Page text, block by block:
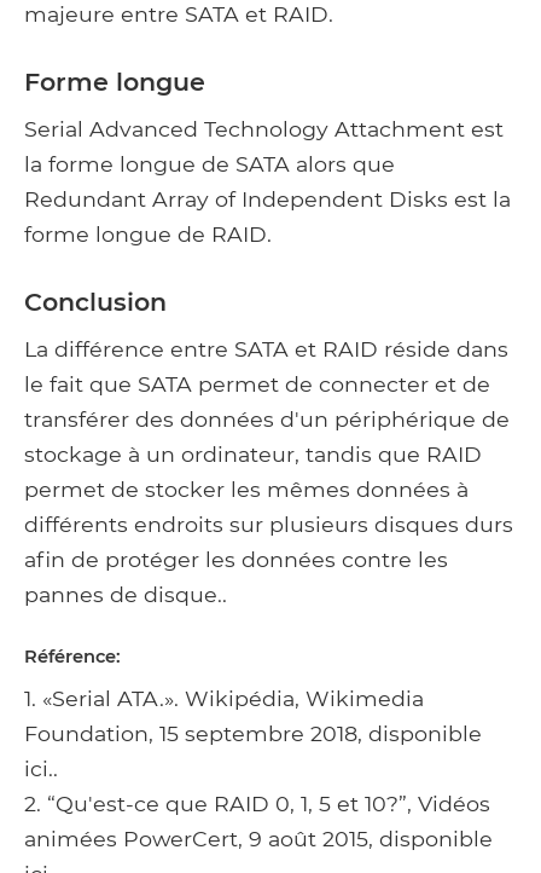
majeure entre SATA et RAID.
Forme longue
Serial Advanced Technology Attachment est
la forme longue de SATA alors que
Redundant Array of Independent Disks est la
forme longue de RAID.
Conclusion
La différence entre SATA et RAID réside dans
le fait que SATA permet de connecter et de
transférer des données d'un périphérique de
stockage à un ordinateur, tandis que RAID
permet de stocker les mêmes données à
différents endroits sur plusieurs disques durs
afin de protéger les données contre les
pannes de disque..
Référence:
1. «Serial ATA.». Wikipédia, Wikimedia
Foundation, 15 septembre 2018, disponible
ici..
2. “Qu'est-ce que RAID 0, 1, 5 et 10?”, Vidéos
animées PowerCert, 9 août 2015, disponible